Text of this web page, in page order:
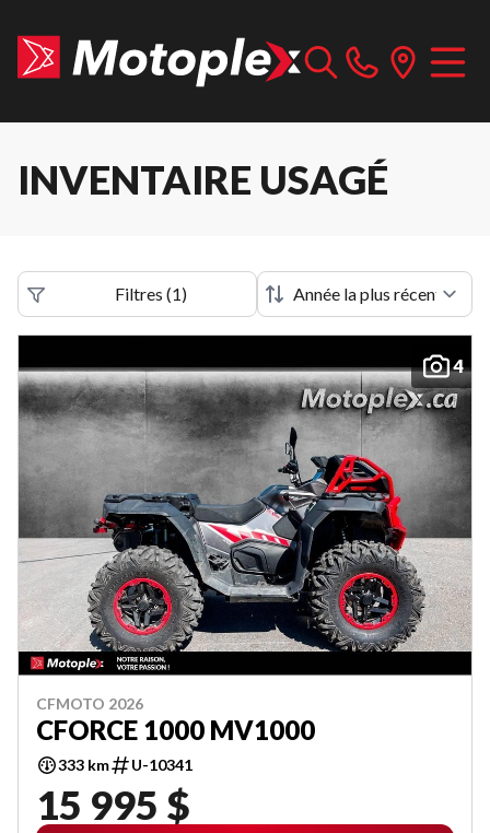
INVENTAIRE USAGÉ
Filtres (1)
4
CFMOTO 2026
CFORCE 1000 MV1000
333 km U-10341
15 995 $